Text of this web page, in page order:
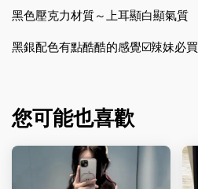
黑色壓克力材質～上耳顯白顯氣質
黑銀配色有點酷酷的感覺☑️辣妹必買
您可能也喜歡